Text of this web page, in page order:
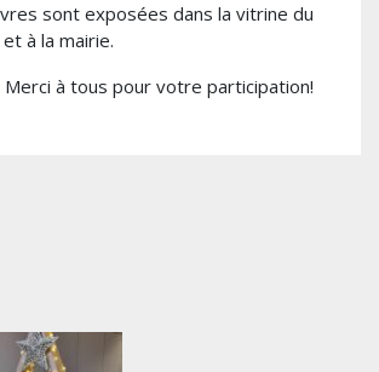
sont exposées dans la vitrine du
à la mairie.
à tous pour votre participation!